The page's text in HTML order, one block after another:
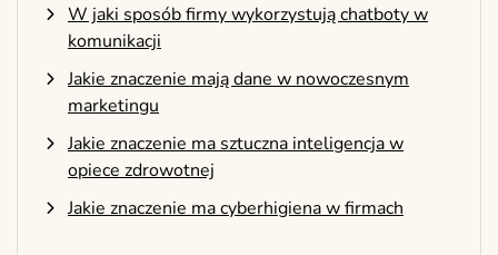
W jaki sposób firmy wykorzystują chatboty w
komunikacji
Jakie znaczenie mają dane w nowoczesnym
marketingu
Jakie znaczenie ma sztuczna inteligencja w
opiece zdrowotnej
Jakie znaczenie ma cyberhigiena w firmach